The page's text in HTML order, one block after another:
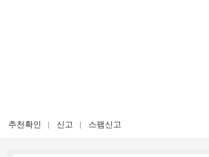
추천확인 신고 스팸신고